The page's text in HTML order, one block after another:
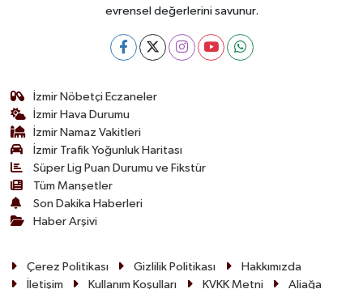
evrensel değerlerini savunur.
İzmir Nöbetçi Eczaneler
İzmir Hava Durumu
İzmir Namaz Vakitleri
İzmir Trafik Yoğunluk Haritası
Süper Lig Puan Durumu ve Fikstür
Tüm Manşetler
Son Dakika Haberleri
Haber Arşivi
Çerez Politikası Gizlilik Politikası
Hakkımızda
İletişim
Kullanım Koşulları KVKK Metni Aliağa